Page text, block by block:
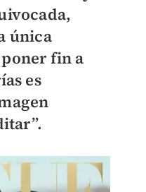
única
fin a
es